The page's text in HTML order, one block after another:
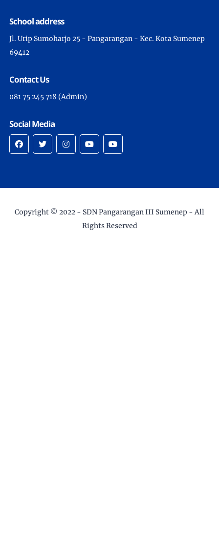
School address
Jl. Urip Sumoharjo 25 - Pangarangan - Kec. Kota Sumenep
69412
Contact Us
081 75 245 718 (Admin)
Social Media
Copyright © 2022 - SDN Pangarangan III Sumenep - All
Rights Reserved